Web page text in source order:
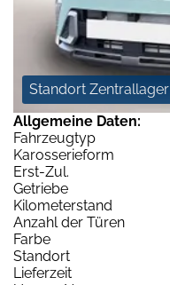
Standort Zentrallager
Allgemeine Daten:
Fahrzeugtyp
Karosserieform
Erst-Zul.
Getriebe
Kilometerstand
Anzahl der Türen
Farbe
Standort
Lieferzeit